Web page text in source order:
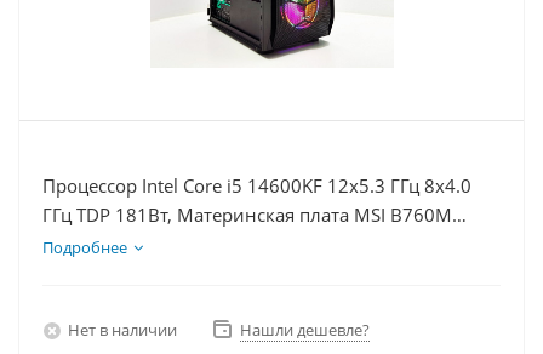
Процессор Intel Core i5 14600KF 12x5.3 ГГц 8x4.0
ГГц TDP 181Вт, Материнская плата MSI B760M
BOMBER WIFI D5, Видеокарта RTX 4070TiS 16Гб,
Подробнее
Нет в наличии Нашли дешевле?